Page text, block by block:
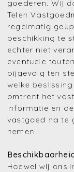
goederen. Wij
Telen
regelmatig
beschikking te
echter niet
eventuele
bijgevolg ten
welke
omtrent het
informatie en
vastgoed na te
nemen.
Hoewel wij ons